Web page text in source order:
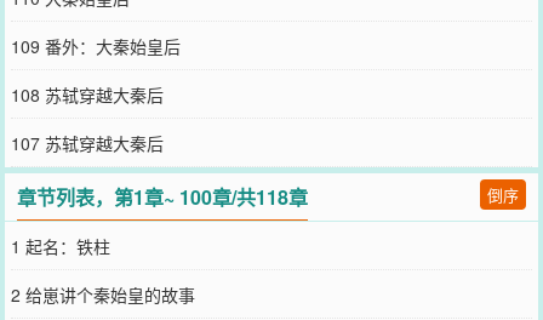
我不知道**惊！满朝都在陪着我演戏，就为了一个红薯？*文案一已写
完，吃瓜心声核心梗已经写到啦！第25章开始哦~不用养肥啦么么哒
喜欢养始皇崽的可以从第一章开始看，只喜欢文案二吃瓜听心声的话
可以直接进25章最新章发红包~食用指南：1平行时空非正史，种田基
建轻松搞笑为主。2弹幕听和看同步（强行喂瓜~），女主会上朝，大
秦朝堂从此天天吃历史名人瓜和社死剧透，画风突变...所以女主成为
大秦满朝文武的团宠神女万人迷~女主也会有自己的事业哒！30日入v
前三天v章评论区全部发红包哦~作者专栏同类完结文可入哦么么哒
《我给历史名人送外卖（美食经营）》《我在大秦卖火锅（红包
群）》《全家流放到海南（美食）》
您要是觉得《
109 番外：大秦始皇后
108 苏轼穿越大秦后
107 苏轼穿越大秦后
章节列表，第1章~ 100章/共118章 倒序
1 起名：铁柱
2 给崽讲个秦始皇的故事